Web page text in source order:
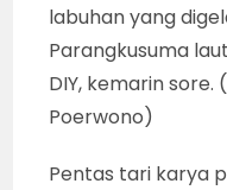
labuhan yang
Parangkusuma
DIY, kemarin sore.
Poerwono)
Pentas tari karya